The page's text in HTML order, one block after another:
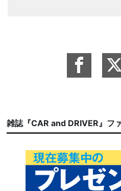
雑誌『CAR and DRIVER』フ